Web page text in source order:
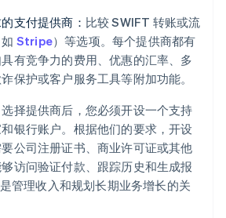
支付提供商： 比较 SWIFT 转账或流
Stripe）等选项。每个提供商都有
有竞争力的费用、优惠的汇率、多
保护或客户服务工具等附加功能。
选择提供商后，您必须开设一个支持
银行账户。根据他们的要求，开设
公司注册证书、商业许可证或其他
访问验证付款、跟踪历史和生成报
管理收入和规划长期业务增长的关